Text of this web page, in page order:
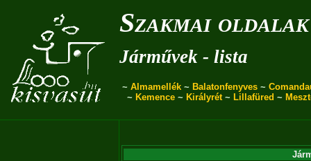
Szakmai oldalak
Járművek - lista
~ Almamellék ~ Balatonfenyves ~
~ Kemence~ Királyrét~ Lillafüred ~